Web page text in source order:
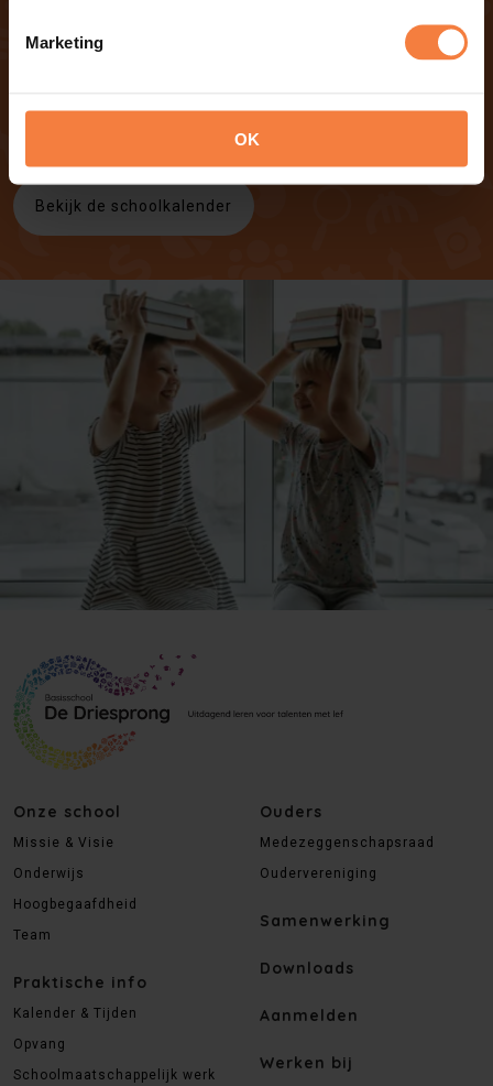
Marketing
OK
Download onze schoolgids
Bekijk de schoolkalender
Onze school
Missie & Visie
Onderwijs
Hoogbegaafdheid
Team
Praktische info
Kalender & Tijden
Opvang
Schoolmaatschappelijk werk
Ouders
Medezeggenschapsraad
Oudervereniging
Samenwerking
Downloads
Aanmelden
Werken bij